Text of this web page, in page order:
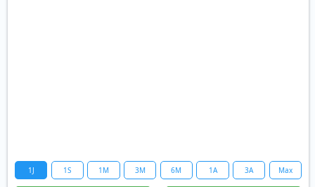
1J 1S 1M 3M 6M 1A 3A Max